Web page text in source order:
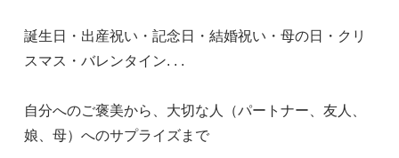
誕生日・出産祝い・記念日・結婚祝い・母の日・クリ
スマス・バレンタイン. . .
自分へのご褒美から、大切な人（パートナー、友人、
娘、母）へのサプライズまで